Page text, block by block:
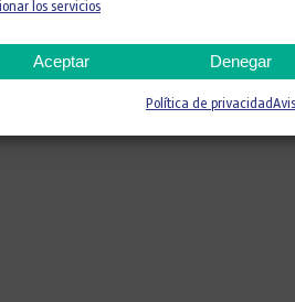
los servicios
Aceptar Denegar
Política de privacidad